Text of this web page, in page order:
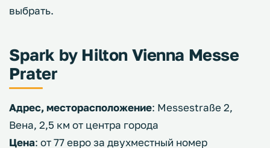
выбрать.
Spark by Hilton Vienna Messe
Prater
Адрес, месторасположение: Messestraße 2,
Вена, 2,5 км от центра города
Цена: от 77 евро за двухместный номер